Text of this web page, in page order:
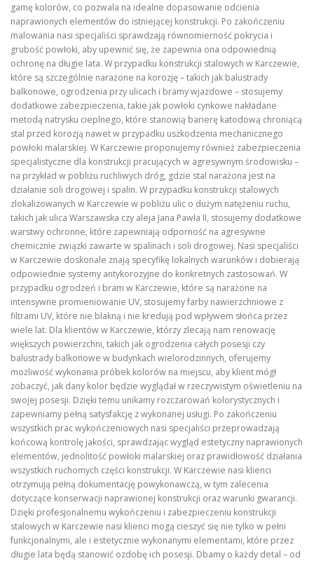
gamę kolorów, co pozwala na idealne dopasowanie odcienia
naprawionych elementów do istniejącej konstrukcji. Po zakończeniu
malowania nasi specjaliści sprawdzają równomierność pokrycia i
grubość powłoki, aby upewnić się, że zapewnia ona odpowiednią
ochronę na długie lata. W przypadku konstrukcji stalowych w Karczewie,
które są szczególnie narażone na korozję – takich jak balustrady
balkonowe, ogrodzenia przy ulicach i bramy wjazdowe – stosujemy
dodatkowe zabezpieczenia, takie jak powłoki cynkowe nakładane
metodą natrysku cieplnego, które stanowią barierę katodową chroniącą
stal przed korozją nawet w przypadku uszkodzenia mechanicznego
powłoki malarskiej. W Karczewie proponujemy również zabezpieczenia
specjalistyczne dla konstrukcji pracujących w agresywnym środowisku –
na przykład w pobliżu ruchliwych dróg, gdzie stal narażona jest na
działanie soli drogowej i spalin. W przypadku konstrukcji stalowych
zlokalizowanych w Karczewie w pobliżu ulic o dużym natężeniu ruchu,
takich jak ulica Warszawska czy aleja Jana Pawła II, stosujemy dodatkowe
warstwy ochronne, które zapewniają odporność na agresywne
chemicznie związki zawarte w spalinach i soli drogowej. Nasi specjaliści
w Karczewie doskonale znają specyfikę lokalnych warunków i dobierają
odpowiednie systemy antykorozyjne do konkretnych zastosowań. W
przypadku ogrodzeń i bram w Karczewie, które są narażone na
intensywne promieniowanie UV, stosujemy farby nawierzchniowe z
filtrami UV, które nie blakną i nie kredują pod wpływem słońca przez
wiele lat. Dla klientów w Karczewie, którzy zlecają nam renowację
większych powierzchni, takich jak ogrodzenia całych posesji czy
balustrady balkonowe w budynkach wielorodzinnych, oferujemy
możliwość wykonania próbek kolorów na miejscu, aby klient mógł
zobaczyć, jak dany kolor będzie wyglądał w rzeczywistym oświetleniu na
swojej posesji. Dzięki temu unikamy rozczarowań kolorystycznych i
zapewniamy pełną satysfakcję z wykonanej usługi. Po zakończeniu
wszystkich prac wykończeniowych nasi specjaliści przeprowadzają
końcową kontrolę jakości, sprawdzając wygląd estetyczny naprawionych
elementów, jednolitość powłoki malarskiej oraz prawidłowość działania
wszystkich ruchomych części konstrukcji. W Karczewie nasi klienci
otrzymują pełną dokumentację powykonawczą, w tym zalecenia
dotyczące konserwacji naprawionej konstrukcji oraz warunki gwarancji.
Dzięki profesjonalnemu wykończeniu i zabezpieczeniu konstrukcji
stalowych w Karczewie nasi klienci mogą cieszyć się nie tylko w pełni
funkcjonalnymi, ale i estetycznie wykonanymi elementami, które przez
długie lata będą stanowić ozdobę ich posesji. Dbamy o każdy detal – od